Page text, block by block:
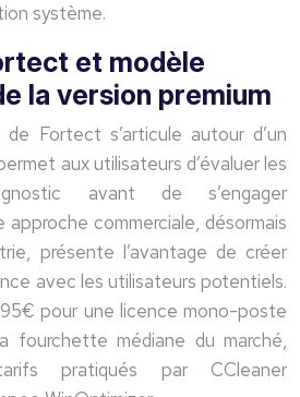
système.
et modèle
la version premium
Fortect s’articule autour d’un
aux utilisateurs d’évaluer les
avant de s’engager
commerciale, désormais
présente l’avantage de créer
avec les utilisateurs potentiels.
pour une licence mono-poste
fourchette médiane du marché,
pratiqués par CCleaner